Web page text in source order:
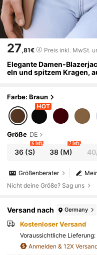
27,81€ Preis inkl. MwSt.
Elegante Damen-
eln und spitzem Kragen,
Farbe: Braun
Größe DE
36(S)
6 left
38 (M)
7 left
Größenberater
Nicht deine Größe? Sag uns
Versand nach Germany
Kostenloser Versand
Voraussichtliche Lieferung:
Anmelden & 12X